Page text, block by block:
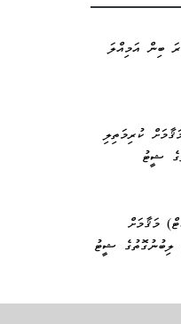
ބިން އަމިއްލަ
ކުރިމަތިލި
ޝީޓު
މަޤާމަށް
ލިބުނުގޮތުގެ ޝީޓު